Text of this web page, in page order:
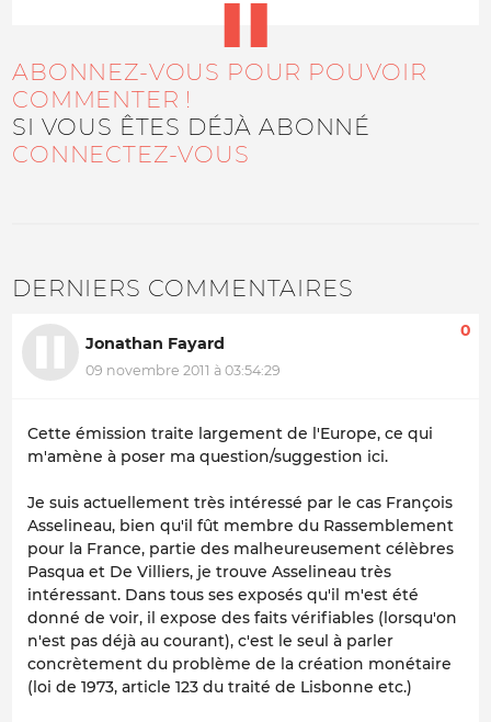
ABONNEZ-VOUS POUR POUVOIR
COMMENTER !
SI VOUS ÊTES DÉJÀ ABONNÉ
CONNECTEZ-VOUS
DERNIERS COMMENTAIRES
Jonathan Fayard
09 novembre 2011 à 03:54:29
0
Cette émission traite largement de l'Europe, ce qui
m'amène à poser ma question/suggestion ici.
Je suis actuellement très intéressé par le cas François
Asselineau, bien qu'il fût membre du Rassemblement
pour la France, partie des malheureusement célèbres
Pasqua et De Villiers, je trouve Asselineau très
intéressant. Dans tous ses exposés qu'il m'est été
donné de voir, il expose des faits vérifiables (lorsqu'on
n'est pas déjà au courant), c'est le seul à parler
concrètement du problème de la création monétaire
(loi de 1973, article 123 du traité de Lisbonne etc.)